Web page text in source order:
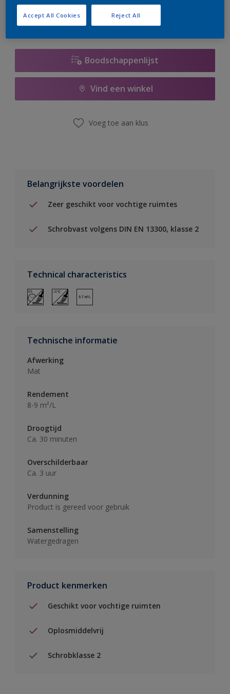
Boodschappenlijst
Vind een winkel
Voeg toe aan klus
Belangrijkste voordelen
Zeer geschikt voor vochtige ruimtes
Schrobvast volgens DIN EN 13300, klasse 2
Technical characteristics
Technische informatie
Afwerking
Mat
Rendement
8-9 m²/L
Droogtijd
Ca. 30 minuten
Overschilderbaar
Ca. 3 uur
Verdunning
Product is gereed voor gebruik
Samenstelling
Watergedragen
Product kenmerken
Geschikt voor vochtige ruimten
Oplosmiddelvrij
Schrobklasse 2
Reject All
Accept All Cookies